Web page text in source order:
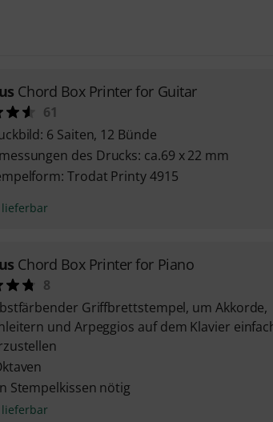
Chord Box Printer for Guitar
61
6 Saiten, 12 Bünde
des Drucks: ca.69 x 22 mm
Trodat Printy 4915
lieferbar
Chord Box Printer for Piano
8
Griffbrettstempel, um Akkorde,
und Arpeggios auf dem Klavier
Stempelkissen nötig
lieferbar